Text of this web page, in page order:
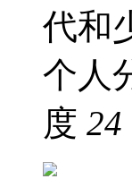
代和
个人
度 24